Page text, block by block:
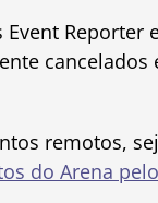
Reporter
remotos,
do Arena